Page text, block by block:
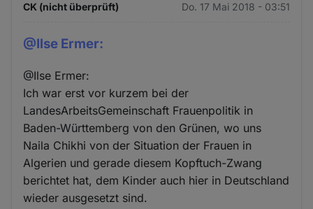
CK (nicht überprüft) Do. 17 Mai 2018 - 03:51
@Ilse Ermer:
@Ilse Ermer:
Ich war erst vor kurzem bei der
LandesArbeitsGemeinschaft Frauenpolitik in
Baden-Württemberg von den Grünen, wo uns
Naila Chikhi von der Situation der Frauen in
Algerien und gerade diesem Kopftuch-Zwang
berichtet hat, dem Kinder auch hier in Deutschland
wieder ausgesetzt sind.